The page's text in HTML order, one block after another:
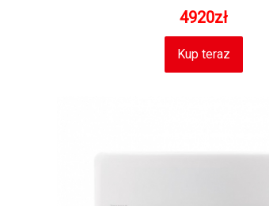
4920zł
Kup teraz